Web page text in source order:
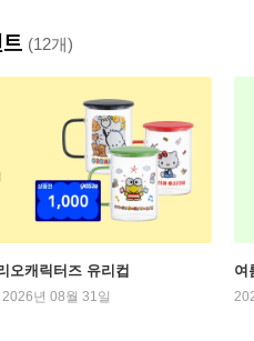
(12개)
오캐릭터즈 유리컵
년 08월 31일
여